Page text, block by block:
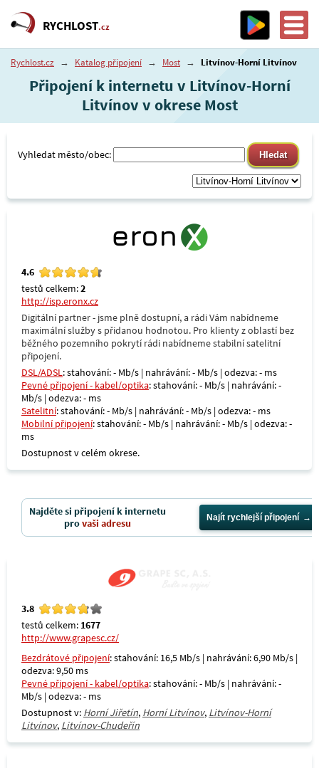
RYCHLOST.cz
Rychlost.cz → Katalog připojení → Most → Litvínov-Horní Litvínov
Připojení k internetu v Litvínov-Horní
Litvínov v okrese Most
Vyhledat město/obec:
4.6
testů celkem:2
http://isp.eronx.cz
Digitální partner - jsme plně dostupní, a rádi Vám nabídneme
maximální služby s přidanou hodnotou. Pro klienty z oblastí bez
běžného pozemního pokrytí rádi nabídneme stabilní satelitní
připojení.
DSL/ADSL: stahování: - Mb/s | nahrávání: - Mb/s | odezva: - ms
Pevné připojení - kabel/optika: stahování: - Mb/s | nahrávání: -
Mb/s | odezva: - ms
Satelitní: stahování: - Mb/s | nahrávání: - Mb/s | odezva: - ms
Mobilní připojení: stahování: - Mb/s | nahrávání: - Mb/s | odezva: -
ms
Dostupnost v celém okrese.
Najděte si připojení k internetu
provaši adresu Najít rychlejší připojení
3.8
testů celkem: 1677
http://www.grapesc.cz/
Bezdrátové připojení: stahování: 16,5 Mb/s | nahrávání: 6,90 Mb/s |
odezva: 9,50 ms
Pevné připojení - kabel/optika: stahování: - Mb/s | nahrávání: -
Mb/s | odezva: - ms
Dostupnost v: Horní Jiřetín, Horní Litvínov, Litvínov-Horní
Litvínov, Litvínov-Chudeřín